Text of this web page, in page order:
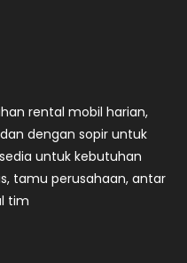
rental mobil harian,
dengan sopir untuk
untuk kebutuhan
tamu perusahaan, antar
tim